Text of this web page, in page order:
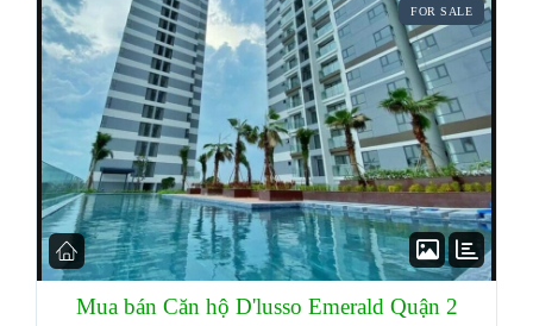
FOR SALE
Mua bán Căn hộ D'lusso Emerald Quận 2